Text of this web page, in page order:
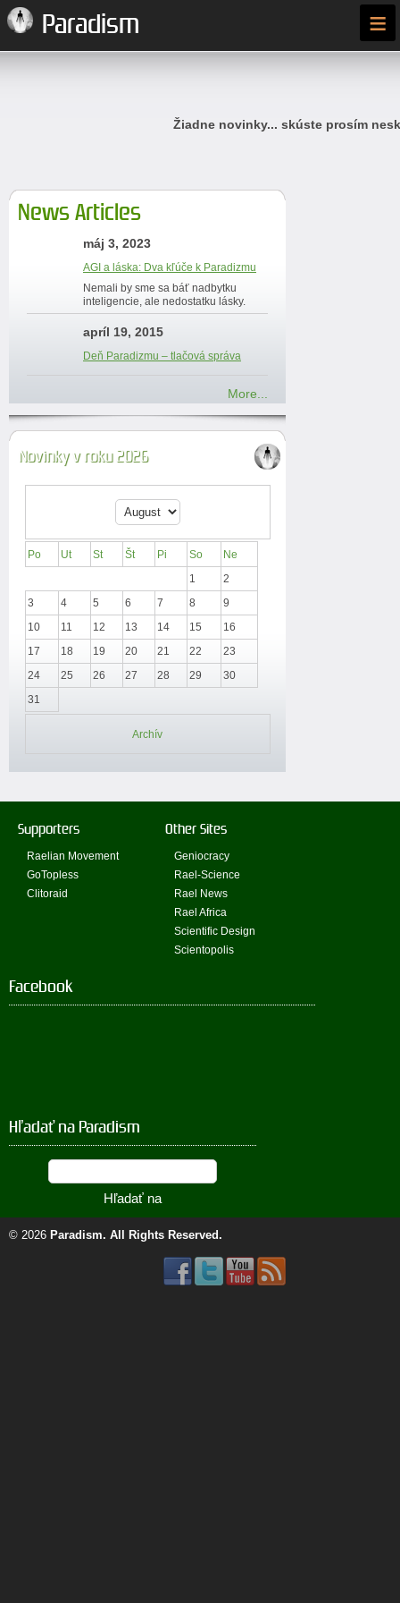
Paradism ≡
Žiadne novinky... skúste prosím
News Articles
máj 3, 2023
AGI a láska: Dva kľúče k Paradizmu
Nemali by sme sa báť nadbytku
inteligencie, ale nedostatku lásky.
apríl 19, 2015
Deň Paradizmu – tlačová správa
More...
Novinky v roku 2026
Po Ut St Št Pi So
Ne
1
2
3
4 5 6 7 8
9
10
11 12 13 14 15
16
17
18 19 20 21 22
23
24
25 26 27 28 29
30
31
Archív
Supporters
Raelian Movement
GoTopless
Clitoraid
Other Sites
Geniocracy
Rael-Science
Rael News
Rael Africa
Scientific Design
Scientopolis
Facebook
Hľadať na Paradism
© 2026 Paradism. All Rights Reserved.